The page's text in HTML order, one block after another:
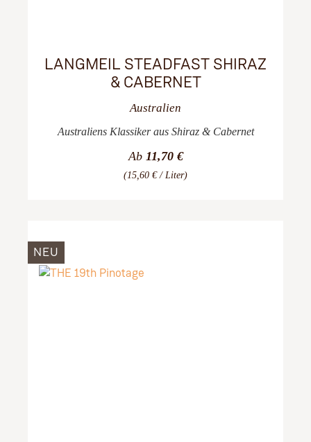
LANGMEIL STEADFAST SHIRAZ
& CABERNET
Australien
Australiens Klassiker aus Shiraz & Cabernet
Ab 11,70 €
(15,60 € / Liter)
NEU